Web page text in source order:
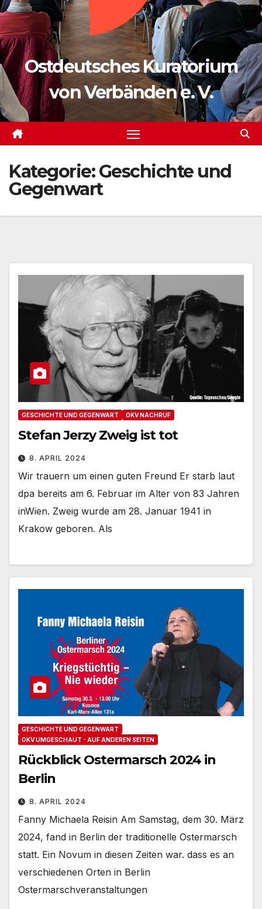
Ostdeutsches Kuratorium
von Verbänden e. V.
Kategorie:Geschichte und
Gegenwart
GESCHICHTE UND GEGENWART OKV NACHRUF
Stefan Jerzy Zweig ist tot
8. APRIL 2024
Wir trauern um einen guten Freund Er starb laut
dpa bereits am 6. Februar im Alter von 83 Jahren
inWien. Zweig wurde am 28. Januar 1941 in
Krakow geboren. Als
GESCHICHTE UND GEGENWART
OKV UMGESCHAUT - AUF ANDEREN SEITEN
Rückblick Ostermarsch 2024 in
Berlin
8. APRIL 2024
Fanny Michaela Reisin Am Samstag, dem 30. März
2024, fand in Berlin der traditionelle Ostermarsch
statt. Ein Novum in diesen Zeiten war. dass es an
verschiedenen Orten in Berlin
Ostermarschveranstaltungen